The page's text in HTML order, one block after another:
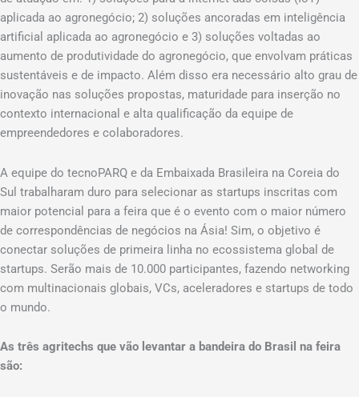
aplicada ao agronegócio; 2) soluções ancoradas em inteligência
artificial aplicada ao agronegócio e 3) soluções voltadas ao
aumento de produtividade do agronegócio, que envolvam práticas
sustentáveis e de impacto. Além disso era necessário alto grau de
inovação nas soluções propostas, maturidade para inserção no
contexto internacional e alta qualificação da equipe de
empreendedores e colaboradores.
A equipe do tecnoPARQ e da Embaixada Brasileira na Coreia do
Sul trabalharam duro para selecionar as startups inscritas com
maior potencial para a feira que é o evento com o maior número
de correspondências de negócios na Ásia! Sim, o objetivo é
conectar soluções de primeira linha no ecossistema global de
startups. Serão mais de 10.000 participantes, fazendo networking
com multinacionais globais, VCs, aceleradores e startups de todo
o mundo.
As três agritechs que vão levantar a bandeira do Brasil na feira
são: